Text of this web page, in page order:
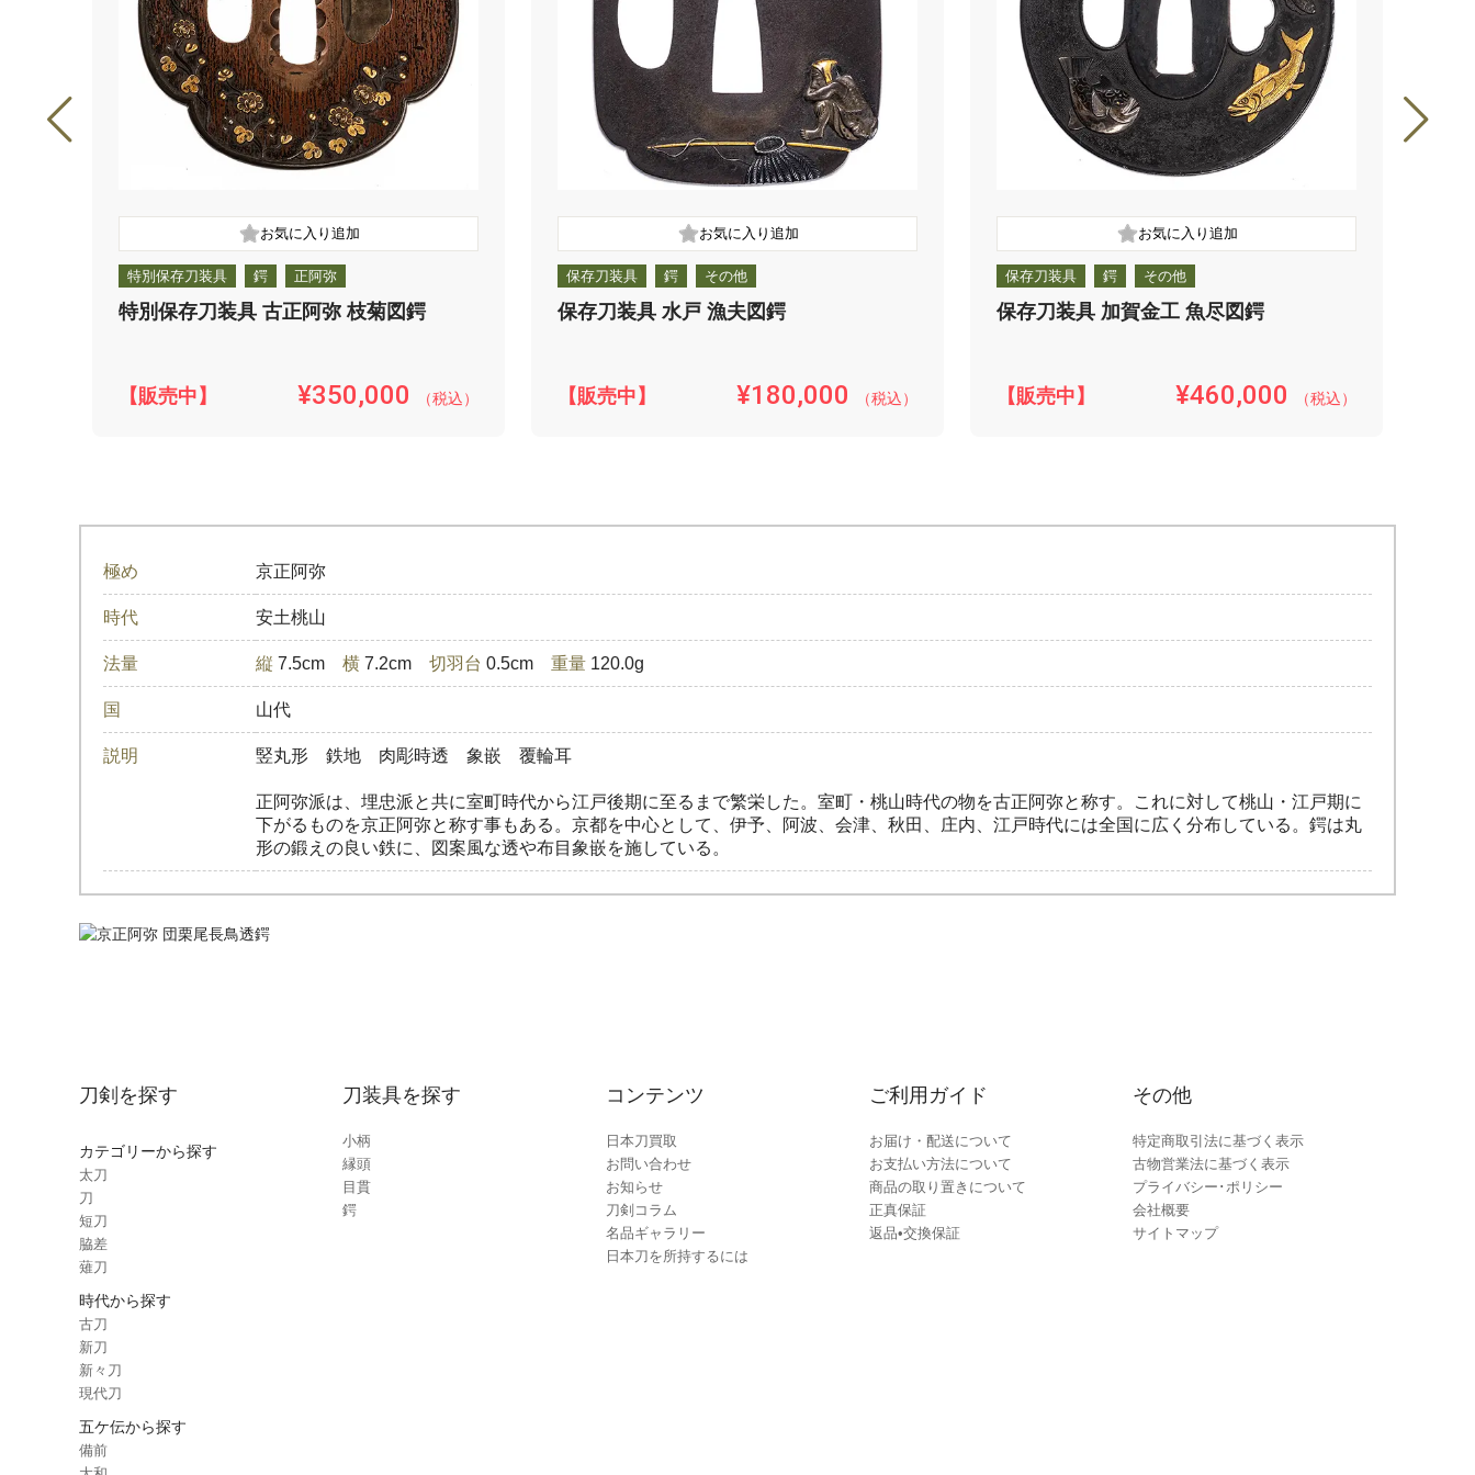
特別保存刀装具 鍔 正阿弥
特別保存刀装具 古正阿弥 枝菊図鍔
【販売中】 ¥350,000 （税込）
保存刀装具 鍔 その他
保存刀装具 水戸 漁夫図鍔
【販売中】 ¥180,000 （税込）
保存刀装具 鍔 その他
保存刀装具 加賀金工 魚尽図鍔
【販売中】 ¥460,000 （税込）
極め 京正阿弥
時代 安土桃山
法量 縦7.5cm 横7.2cm 切羽台 0.5cm 重量120.0g
国 山代
説明 竪丸形 鉄地 肉彫時透 象嵌 覆輪耳
正阿弥派は、埋忠派と共に室町時代から江戸後期に至るまで繁栄した。室町・桃山時代の物を古正阿弥と称す。これに対して桃山・江戸期に
下がるものを京正阿弥と称す事もある。京都を中心として、伊予、阿波、会津、秋田、庄内、江戸時代には全国に広く分布している。鍔は丸
形の鍛えの良い鉄に、図案風な透や布目象嵌を施している。
刀剣を探す
カテゴリーから探す
太刀
刀
短刀
脇差
薙刀
時代から探す
古刀
新刀
新々刀
現代刀
五ケ伝から探す
備前
刀装具を探す
小柄
縁頭
目貫
鍔
コンテンツ
日本刀買取
お問い合わせ
お知らせ
刀剣コラム
名品ギャラリー
日本刀を所持するには
ご利用ガイド
お届け・配送について
お支払い方法について
商品の取り置きについて
正真保証
返品•交換保証
その他
特定商取引法に基づく表示
古物営業法に基づく表示
プライバシー･ポリシー
会社概要
サイトマップ